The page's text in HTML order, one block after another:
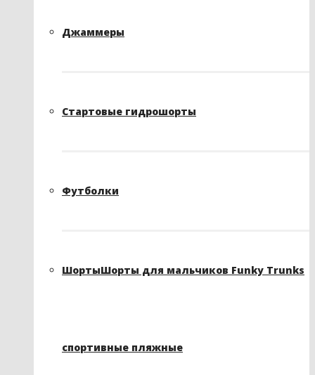
Джаммеры
Стартовые гидрошорты
Футболки
ШортыШорты для мальчиков Funky Trunks
спортивные пляжные